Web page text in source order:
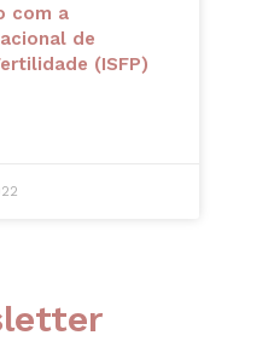
com a
de
(ISFP)